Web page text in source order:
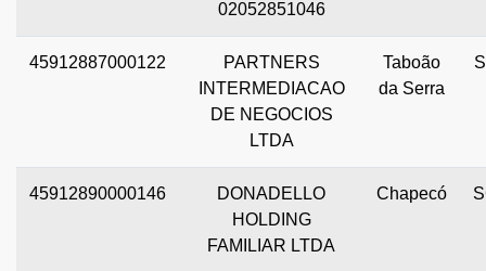
02052851046
45912887000122
PARTNERS
INTERMEDIACAO
DE NEGOCIOS
LTDA
Taboão
da Serra
45912890000146
DONADELLO
HOLDING
FAMILIAR LTDA
Chapecó